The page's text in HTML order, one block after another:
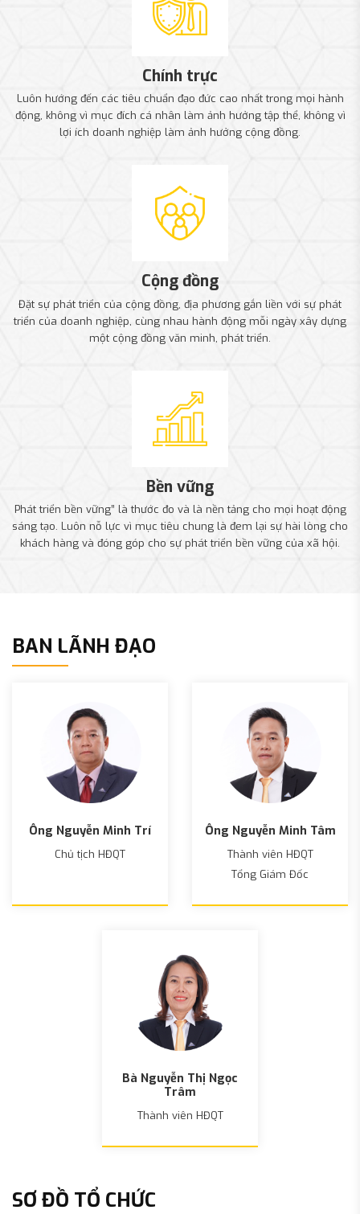
Chính trực
Luôn hướng đến các tiêu chuẩn đạo đức cao nhất trong mọi hành
động, không vì mục đích cá nhân làm ảnh hưởng tập thể, không vì
lợi ích doanh nghiệp làm ảnh hưởng cộng đồng.
Cộng đồng
Đặt sự phát triển của cộng đồng, địa phương gắn liền với sự phát
triển của doanh nghiệp, cùng nhau hành động mỗi ngày xây dựng
một cộng đồng văn minh, phát triển.
Bền vững
Phát triển bền vững” là thước đo và là nền tảng cho mọi hoạt động
sáng tạo. Luôn nỗ lực vì mục tiêu chung là đem lại sự hài lòng cho
khách hàng và đóng góp cho sự phát triển bền vững của xã hội.
BAN LÃNH ĐẠO
Ông Nguyễn Minh Trí
Chủ tịch HĐQT
Ông Nguyễn Minh Tâm
Thành viên HĐQT
Tổng Giám Đốc
Bà Nguyễn Thị Ngọc
Trâm
Thành viên HĐQT
SƠ ĐỒ TỔ CHỨC